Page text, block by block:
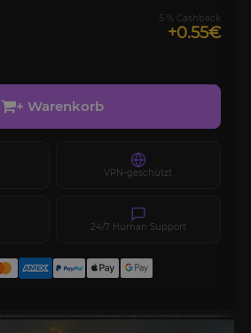
5 % Cashback
+0.55€
+ Warenkorb
VPN-geschützt
24/7 Human Support